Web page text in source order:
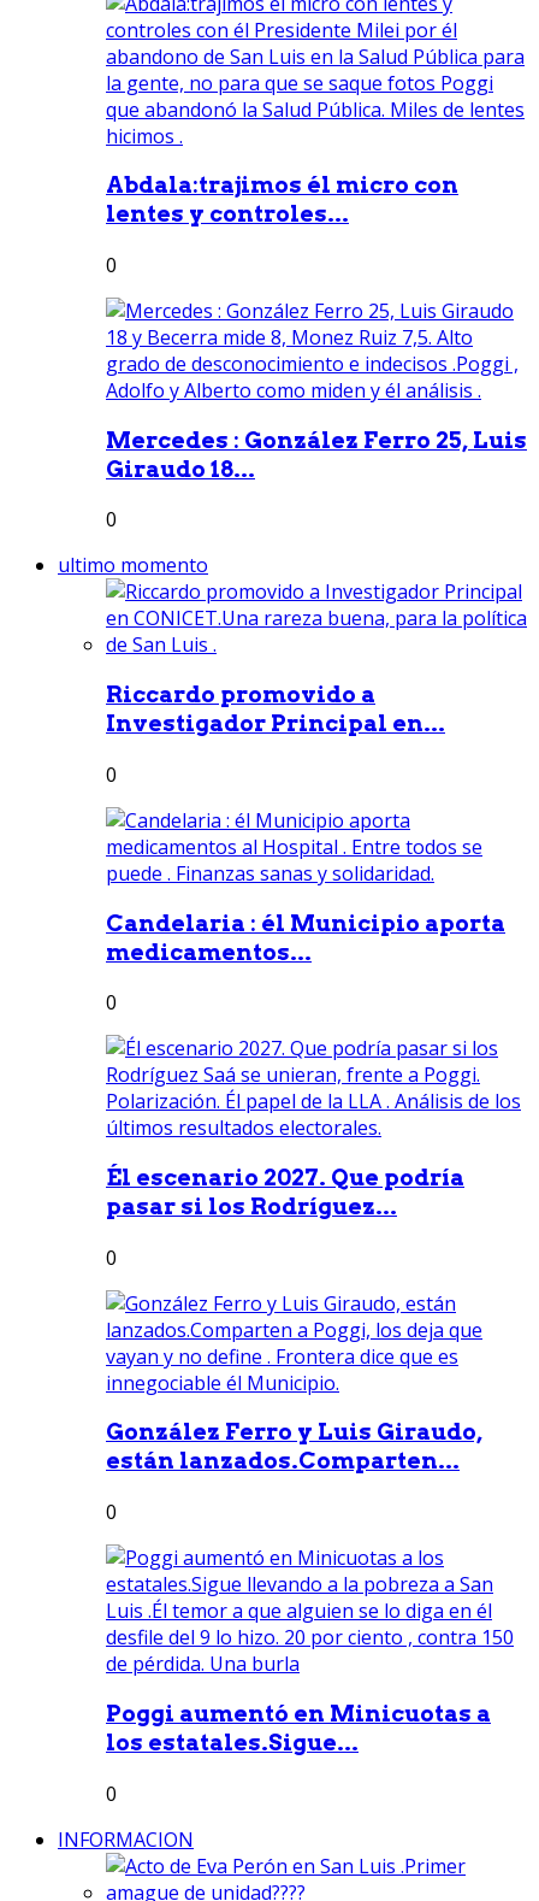
Abdala:trajimos él micro con
lentes y controles...
0
Mercedes : González Ferro 25, Luis
Giraudo 18...
0
ultimo momento
Riccardo promovido a
Investigador Principal en...
0
Candelaria : él Municipio aporta
medicamentos...
0
Él escenario 2027. Que podría
pasar si los Rodríguez...
0
González Ferro y Luis Giraudo,
están lanzados.Comparten...
0
Poggi aumentó en Minicuotas a
los estatales.Sigue...
0
INFORMACION